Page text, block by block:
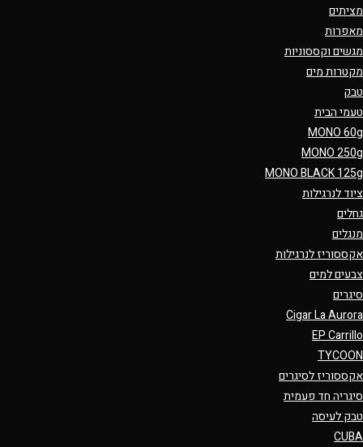
מציתים
מאפרות
מגשים וקססוניות
מקטרות מים
טבק
טעמי הבית
MONO 60g
MONO 250g
MONO BLACK 125g
ציוד לנרגילות
גחלים
מנגלים
אקססוריז לנרגילות
צבעים למים
סיגרים
Cigar La Aurora
EP Carrillo
TYCOON
אקססוריז לסיגרים
סיגריה חד פעמית
טבק לעיסה
CUBA